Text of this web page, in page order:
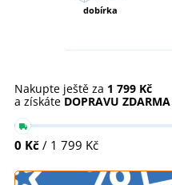
dobírka
Nakupte ještě za 1 799 Kč
a získáte DOPRAVU ZDARMA
0 Kč / 1 799 Kč